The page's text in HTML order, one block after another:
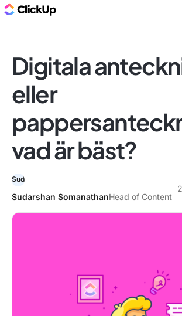
Digitala
eller
vad är bäst?
Sudarshan SomanathanHead of Content